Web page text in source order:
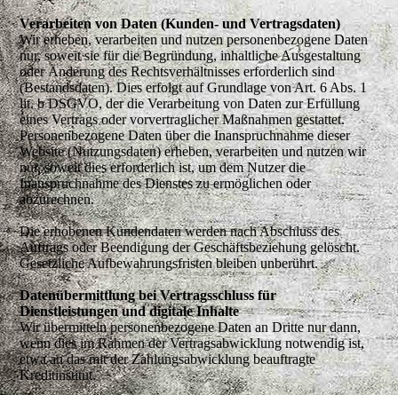
Verarbeiten von Daten (Kunden- und Vertragsdaten)
Wir erheben, verarbeiten und nutzen personenbezogene Daten
nur, soweit sie für die Begründung, inhaltliche Ausgestaltung
oder Änderung des Rechtsverhältnisses erforderlich sind
(Bestandsdaten). Dies erfolgt auf Grundlage von Art. 6 Abs. 1
lit. b DSGVO, der die Verarbeitung von Daten zur Erfüllung
eines Vertrags oder vorvertraglicher Maßnahmen gestattet.
Personenbezogene Daten über die Inanspruchnahme dieser
Website (Nutzungsdaten) erheben, verarbeiten und nutzen wir
nur, soweit dies erforderlich ist, um dem Nutzer die
Inanspruchnahme des Dienstes zu ermöglichen oder
abzurechnen.
Die erhobenen Kundendaten werden nach Abschluss des
Auftrags oder Beendigung der Geschäftsbeziehung gelöscht.
Gesetzliche Aufbewahrungsfristen bleiben unberührt.
Datenübermittlung bei Vertragsschluss für
Dienstleistungen und digitale Inhalte
Wir übermitteln personenbezogene Daten an Dritte nur dann,
wenn dies im Rahmen der Vertragsabwicklung notwendig ist,
etwa an das mit der Zahlungsabwicklung beauftragte
Kreditinstitut.